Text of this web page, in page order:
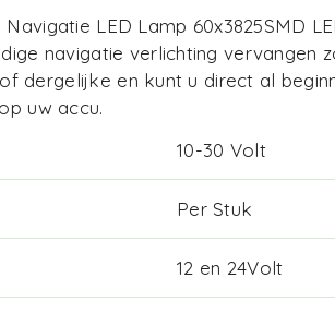
Navigatie LED Lamp 60x3825SMD
navigatie verlichting vervangen
dergelijke en kunt u direct al
uw accu.
10-30 Volt
Per Stuk
12 en 24Volt